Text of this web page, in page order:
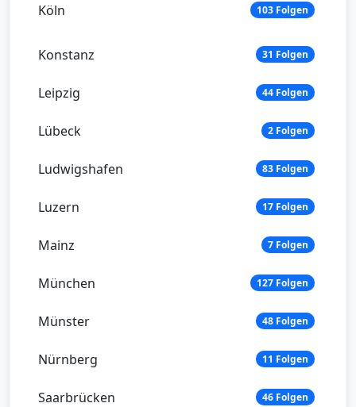
Köln 103 Folgen
Konstanz 31 Folgen
Leipzig 44 Folgen
Lübeck 2 Folgen
Ludwigshafen 83 Folgen
Luzern 17 Folgen
Mainz 7 Folgen
München 127 Folgen
Münster 48 Folgen
Nürnberg 11 Folgen
Saarbrücken 46 Folgen